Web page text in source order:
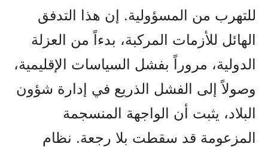
للتهرب من المسؤولية. إن هذا التدفق
الهائل للأزمات المركبة، بدءاً من العزلة
الدولية، مروراً بفشل السياسات الإقليمية،
وصولاً إلى الفشل الذريع في إدارة شؤون
البلاد، يثبت أن الواجهة المنسجمة
المزعومة قد سقطت بلا رجعة. نظام